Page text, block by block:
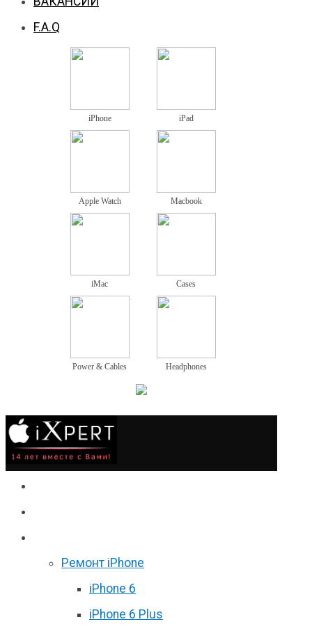
F.A.Q
iPhone iPad
Apple Watch Macbook
iMac Cases
Power & Cables Headphones
Ремонт iPhone
iPhone 6
iPhone 6 Plus